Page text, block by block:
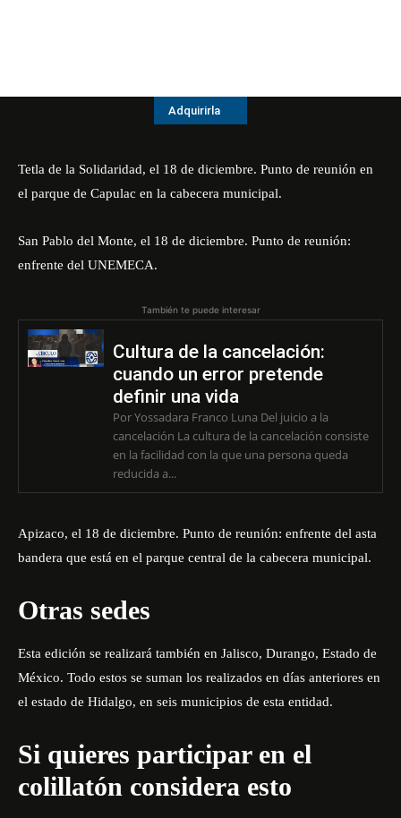
Adquirirla
Tetla de la Solidaridad, el 18 de diciembre. Punto de reunión en
el parque de Capulac en la cabecera municipal.
San Pablo del Monte, el 18 de diciembre. Punto de reunión:
enfrente del UNEMECA.
También te puede interesar
Cultura de la cancelación:
cuando un error pretende
definir una vida
Por Yossadara Franco Luna Del juicio a la
cancelación La cultura de la cancelación consiste
en la facilidad con la que una persona queda
reducida a...
Apizaco, el 18 de diciembre. Punto de reunión: enfrente del asta
bandera que está en el parque central de la cabecera municipal.
Otras sedes
Esta edición se realizará también en Jalisco, Durango, Estado de
México. Todo estos se suman los realizados en días anteriores en
el estado de Hidalgo, en seis municipios de esta entidad.
Si quieres participar en el
colillatón considera esto